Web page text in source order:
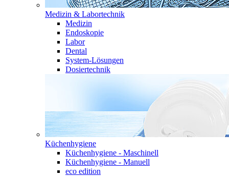
Medizin & Labortechnik
Medizin
Endoskopie
Labor
Dental
System-Lösungen
Dosiertechnik
Küchenhygiene
Küchenhygiene - Maschinell
Küchenhygiene - Manuell
eco edition